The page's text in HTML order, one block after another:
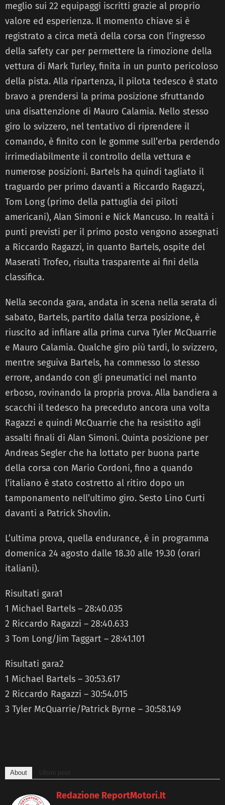
meglio sui 22 equipaggi iscritti grazie al proprio
valore ed esperienza. Il momento chiave si è
registrato a circa metà della corsa con l’ingresso
della safety car per permettere la rimozione della
vettura di Mark Turley, finita in un punto pericoloso
della pista. Alla ripartenza, il pilota tedesco è stato
bravo a prendersi la prima posizione sfruttando
una disattenzione di Mauro Calamia. Nello stesso
giro lo svizzero, nel tentativo di riprendere il
comando, è finito con le gomme sull’erba perdendo
irrimediabilmente il controllo della vettura e
numerose posizioni. Bartels ha quindi tagliato il
traguardo per primo davanti a Riccardo Ragazzi,
Tom Long (primo della pattuglia dei piloti
americani), Alan Simoni e Nick Mancuso. In realtà i
punti previsti per il primo posto vengono assegnati
a Riccardo Ragazzi, in quanto Bartels, ospite del
Maserati Trofeo, risulta trasparente ai fini della
classifica.
Nella seconda gara, andata in scena nella serata di
sabato, Bartels, partito dalla terza posizione, è
riuscito ad infilare alla prima curva Tyler McQuarrie
e Mauro Calamia. Qualche giro più tardi, lo svizzero,
mentre seguiva Bartels, ha commesso lo stesso
errore, andando con gli pneumatici nel manto
erboso, rovinando la propria prova. Alla bandiera a
scacchi il tedesco ha preceduto ancora una volta
Ragazzi e quindi McQuarrie che ha resistito agli
assalti finali di Alan Simoni. Quinta posizione per
Andreas Segler che ha lottato per buona parte
della corsa con Mario Cordoni, fino a quando
l’italiano è stato costretto al ritiro dopo un
tamponamento nell’ultimo giro. Sesto Lino Curti
davanti a Patrick Shovlin.
L’ultima prova, quella endurance, è in programma
domenica 24 agosto dalle 18.30 alle 19.30 (orari
italiani).
Risultati gara1
1 Michael Bartels – 28:40.035
2 Riccardo Ragazzi – 28:40.633
3 Tom Long/Jim Taggart – 28:41.101
Risultati gara2
1 Michael Bartels – 30:53.617
2 Riccardo Ragazzi – 30:54.015
3 Tyler McQuarrie/Patrick Byrne – 30:58.149
About Ultimi post
Redazione ReportMotori.it